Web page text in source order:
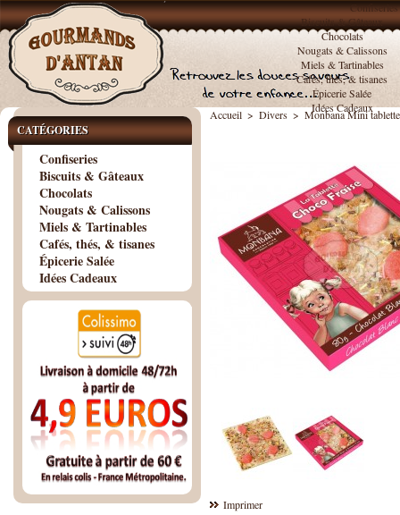
Confiseries
Biscuits & Gâteaux
Chocolats
Nougats & Calissons
Miels & Tartinables
Cafés, thés, & tisanes
Épicerie Salée
Idées Cadeaux
CATÉGORIES
Confiseries
Biscuits & Gâteaux
Chocolats
Nougats & Calissons
Miels & Tartinables
Cafés, thés, & tisanes
Épicerie Salée
Idées Cadeaux
Accueil > Divers > Monbana Mini
Imprimer